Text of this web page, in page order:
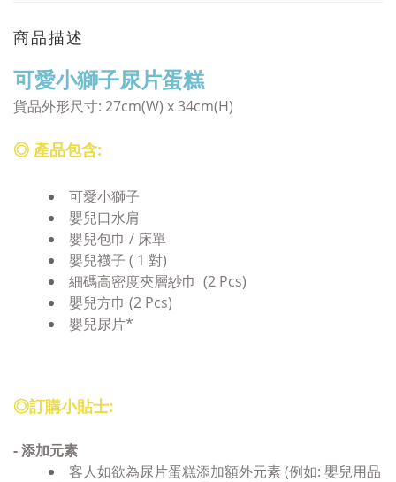
商品描述
可愛小獅子尿片蛋糕
貨品外形尺寸: 27cm(W) x 34cm(H)
◎ 產品包含:
可愛小獅子
嬰兒口水肩
嬰兒包巾 / 床單
嬰兒襪子 ( 1 對)
細碼高密度夾層紗巾 (2 Pcs)
嬰兒方巾 (2 Pcs)
嬰兒尿片*
◎訂購小貼士:
- 添加元素
客人如欲為尿片蛋糕添加額外元素 (例如: 嬰兒用品